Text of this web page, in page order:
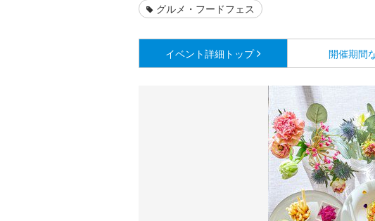
グルメ・フードフェス
イベント詳細 トップ 開催期間